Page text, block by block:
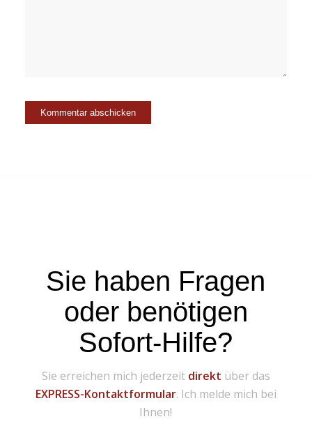
Sie haben Fragen
oder benötigen
Sofort-Hilfe?
Sie erreichen mich jederzeit direkt über das
EXPRESS-Kontaktformular. Ich melde mich bei
Ihnen!